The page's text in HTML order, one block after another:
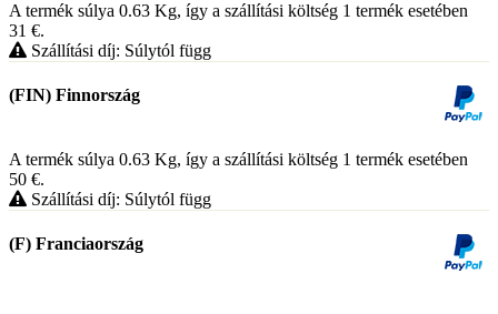
A termék súlya 0.63 Kg, így a szállítási költség 1 termék esetében
31 €.
Szállítási díj: Súlytól függ
(FIN) Finnország
A termék súlya 0.63 Kg, így a szállítási költség 1 termék esetében
50 €.
Szállítási díj: Súlytól függ
(F) Franciaország